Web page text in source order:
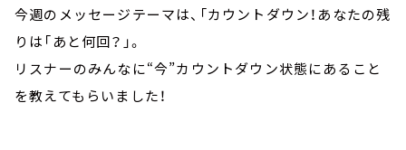
今週のメッセージテーマは、「カウントダウン！あなたの残
りは「あと何回？」。
リスナーのみんなに“今”カウントダウン状態にあること
を教えてもらいました！